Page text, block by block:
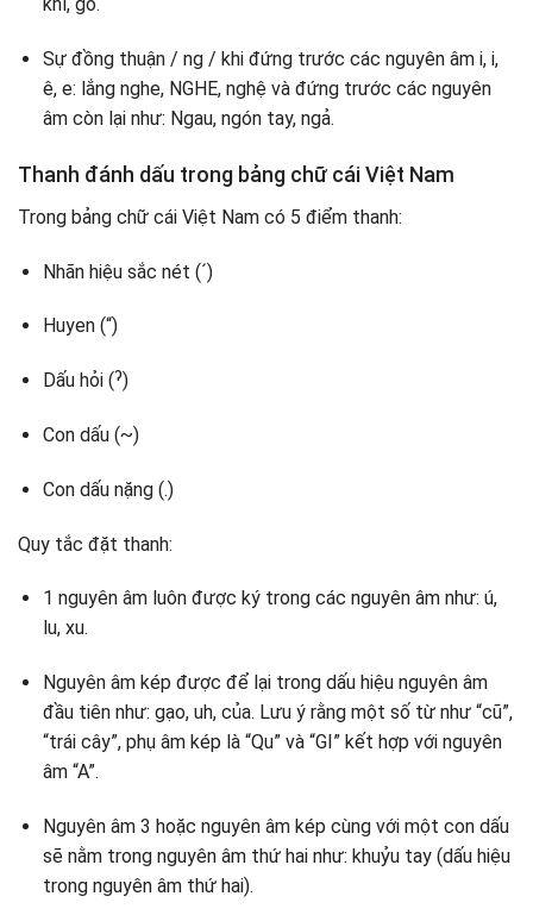
Sự đồng thuận / ng / khi đứng trước các nguyên âm i, i,
ê, e: lắng nghe, NGHE, nghệ và đứng trước các nguyên
âm còn lại như: Ngau, ngón tay, ngả.
Thanh đánh dấu trong bảng chữ cái Việt Nam
Trong bảng chữ cái Việt Nam có 5 điểm thanh:
Nhãn hiệu sắc nét (´)
Huyen (“)
Dấu hỏi (ˀ)
Con dấu (~)
Con dấu nặng (.)
Quy tắc đặt thanh:
1 nguyên âm luôn được ký trong các nguyên âm như: ú,
lu, xu.
Nguyên âm kép được để lại trong dấu hiệu nguyên âm
đầu tiên như: gạo, uh, của. Lưu ý rằng một số từ như “cũ”,
“trái cây”, phụ âm kép là “Qu” và “GI” kết hợp với nguyên
âm “A”.
Nguyên âm 3 hoặc nguyên âm kép cùng với một con dấu
sẽ nằm trong nguyên âm thứ hai như: khuỷu tay (dấu hiệu
trong nguyên âm thứ hai).